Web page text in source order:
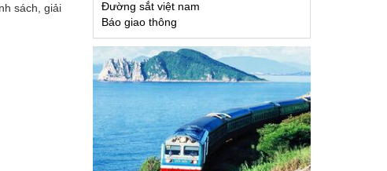
Đoàn thanh niên
sách, giải
Đường sắt việt nam
Báo giao thông